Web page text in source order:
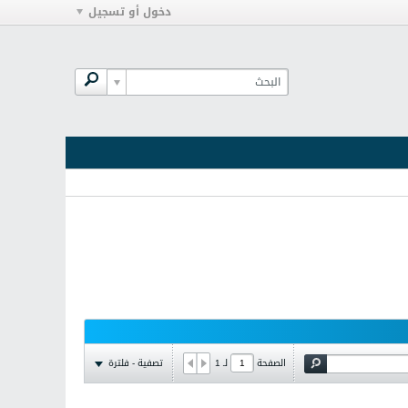
دخول أو تسجيل
الصفحة لـ1 تصفية - فلترة